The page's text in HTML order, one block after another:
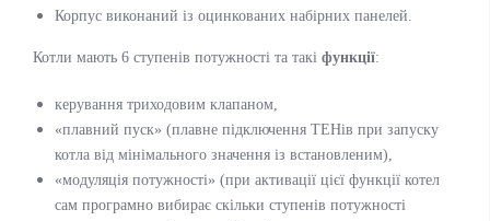
Корпус виконаний із оцинкованих набірних панелей.
Котли мають 6 ступенів потужності та такі функції:
керування триходовим клапаном,
«плавний пуск» (плавне підключення ТЕНів при запуску
котла від мінімального значення із встановленим),
«модуляція потужності» (при активації цієї функції котел
сам програмно вибирає скільки ступенів потужності